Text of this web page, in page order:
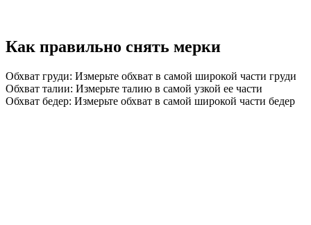
Как правильно снять мерки
Обхват груди: Измерьте обхват в самой широкой части груди
Обхват талии: Измерьте талию в самой узкой ее части
Обхват бедер: Измерьте обхват в самой широкой части бедер